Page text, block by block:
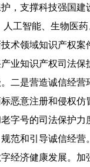
，支撑科技强国建
工智能、生物医药
术领域知识产权案
业知识产权司法保
二是营造诚信经营
恶意注册和侵权仿
字号的司法保护力
范和引导诚信经营
经济健康发展。加